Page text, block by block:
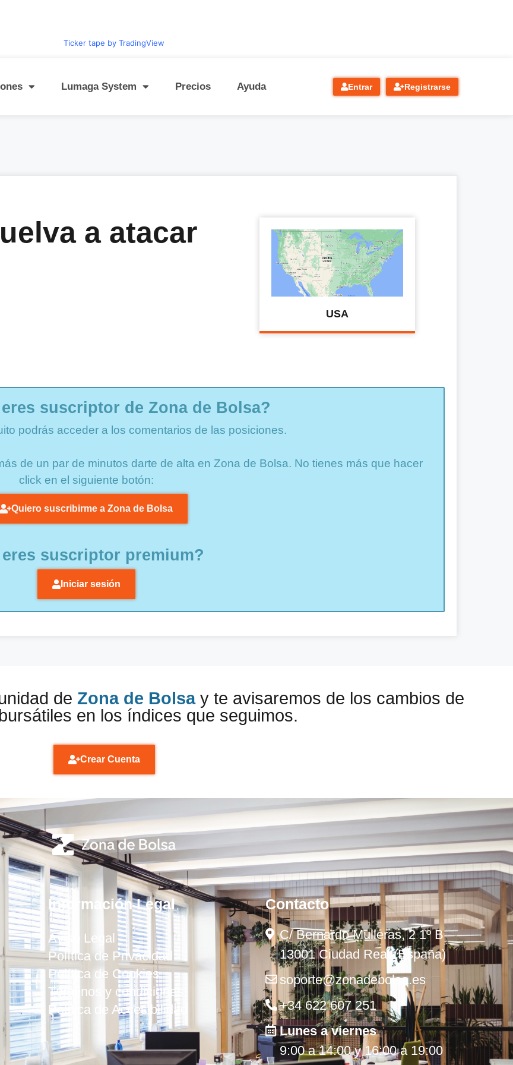
Ticker tape by TradingView
Lumaga System Precios Ayuda Entrar Registrarse
a atacar
USA
suscriptor de Zona de Bolsa?
podrás acceder a los comentarios de las posiciones.
de un par de minutos darte de alta en Zona de Bolsa. No tienes más que hacer
click en el siguiente botón:
Quiero suscribirme a Zona de Bolsa
eres suscriptor premium?
Iniciar sesión
de Zona de Bolsay te avisaremos de los cambios de
en los índices que seguimos.
Crear Cuenta
Información Legal
Aviso Legal
Política de Privacidad
Política de Cookies
Términos y condiciones
Política de Accesibilidad
Contacto
C/ Bernardo Mulleras, 2 1º B
13001 Ciudad Real (España)
soporte@zonadebolsa.es
+34 622 607 251
Lunes a viernes
9:00 a 14:00 y 16:00 a 19:00